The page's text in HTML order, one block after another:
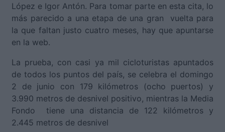
López e Igor Antón. Para tomar parte en esta cita, lo
más parecido a una etapa de una gran vuelta para
la que faltan justo cuatro meses, hay que apuntarse
en la web.
La prueba, con casi ya mil cicloturistas apuntados
de todos los puntos del país, se celebra el domingo
2 de junio con 179 kilómetros (ocho puertos) y
3.990 metros de desnivel positivo, mientras la Media
Fondo tiene una distancia de 122 kilómetros y
2.445 metros de desnivel